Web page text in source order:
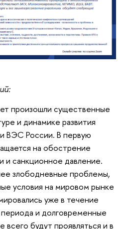
произошли существенные
и динамике развития
ВЭС России. В первую
на обострение
и санкционное давление.
злободневные проблемы,
условия на мировом рынке
уже в течение
и долговременные
всего будут проявляться и в